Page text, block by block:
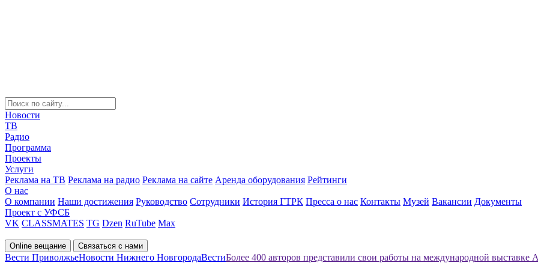
Новости
ТВ
Радио
Программа
Проекты
Услуги
Реклама на ТВ Реклама на радио Реклама на сайте Аренда оборудования Рейтинги
О нас
О компании Наши достижения Руководство Сотрудники История ГТРК Пресса о нас Контакты Музей Вакансии Документы
Проект с УФСБ
VK CLASSMATES TG Dzen RuTube Max
Online вещание Связаться с нами
Вести ПриволжьеНовости Нижнего НовгородаВестиБолее 400 авторов представили свои работы на международной